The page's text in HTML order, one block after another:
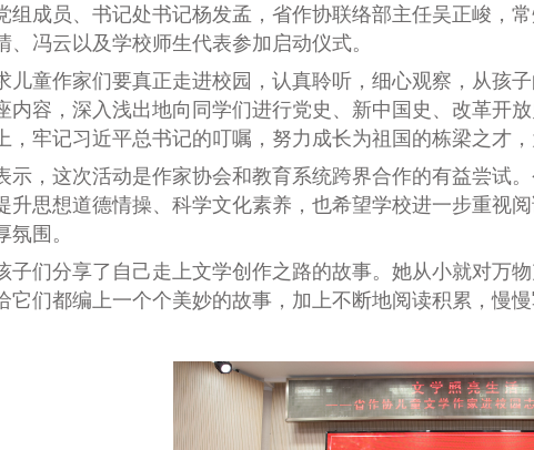
组成员、书记处书记杨发孟，省作协联络部主任吴正峻，
、冯云以及学校师生代表参加启动仪式。
儿童作家们要真正走进校园，认真聆听，细心观察，从孩
内容，深入浅出地向同学们进行党史、新中国史、改革开
，牢记习近平总书记的叮嘱，努力成长为祖国的栋梁之才
示，这次活动是作家协会和教育系统跨界合作的有益尝试
升思想道德情操、科学文化素养，也希望学校进一步重视
氛围。
子们分享了自己走上文学创作之路的故事。她从小就对万物
它们都编上一个个美妙的故事，加上不断地阅读积累，慢慢